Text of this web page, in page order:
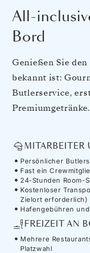
All-
Bord
Genießen Sie
bekannt ist:
Butlerservice,
Premiumgetränke.
Persönlicher
Fast ein
24-Stunden Room-
Kostenloser
Zielort erforderlich)
Hafengebühren
FREIZEIT AN
Mehrere
Platzwahl